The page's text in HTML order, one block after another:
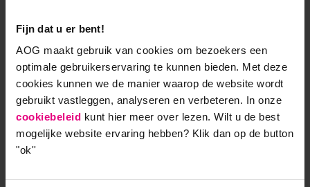
Fijn dat u er bent!
AOG maakt gebruik van cookies om bezoekers een
optimale gebruikerservaring te kunnen bieden. Met deze
cookies kunnen we de manier waarop de website wordt
gebruikt vastleggen, analyseren en verbeteren. In onze
cookiebeleid kunt hier meer over lezen. Wilt u de best
mogelijke website ervaring hebben? Klik dan op de button
"ok''
mee te lopen in de hypes, leer je eerst een heldere
analyse te maken over waar de breukvlakken liggen
in de markt waar jij je op richt: de ontwikkelingen
die sociale, ecologische en technologische
veranderingen in zich verenigen. Daar zitten de
mogelijkheden om echt vernieuwing te brengen met
je eigen organisatie. Chatbots bijvoorbeeld kunnen
de leden van Eigen Huis 24/7 dienstverlening bieden,